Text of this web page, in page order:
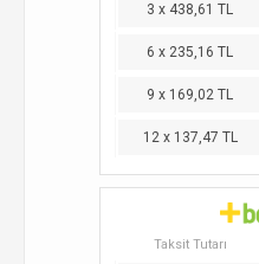
3 x 438,61 TL
6 x 235,16 TL
9 x 169,02 TL
12 x 137,47 TL
Taksit Tutarı